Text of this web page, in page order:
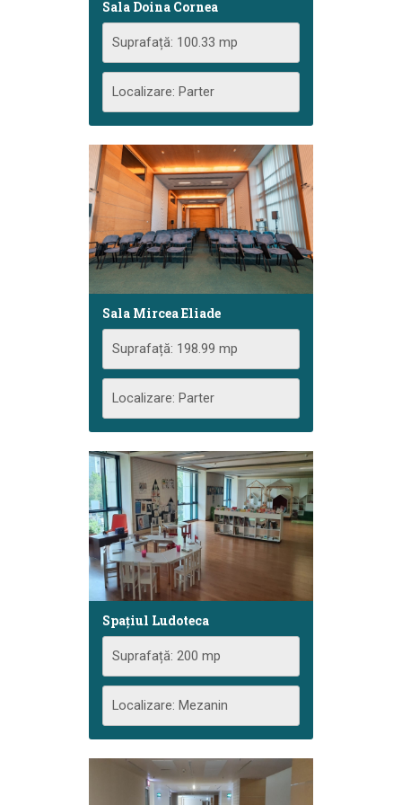
Sala Doina Cornea
Suprafață: 100.33 mp
Localizare: Parter
Sala Mircea Eliade
Suprafață: 198.99 mp
Localizare: Parter
Spațiul Ludoteca
Suprafață: 200 mp
Localizare: Mezanin